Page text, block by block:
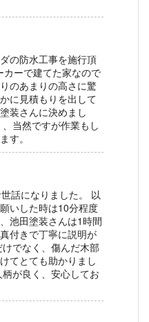
の防水工事を施行頂
カーで建てた家なので
のあまりの高さに驚
に見積もりを出して
装さんに決めまし
当然ですが作業もし
す。
話になりました。
以
いした時は10分程度
池田塗装さんは1時間
付きで丁寧に説明が
でなく、傷んだ木部
てとても助かりまし
が良く、安心してお